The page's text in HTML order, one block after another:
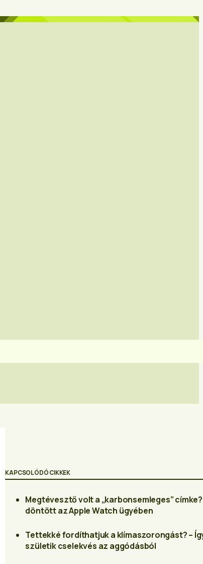
KAPCSOLÓDÓ CIKKEK
Megtévesztő volt a „karbonsemleges”
döntött az Apple Watch ügyében
Tettekké fordíthatjuk a klímaszorongást? –
születik cselekvés az aggódásból